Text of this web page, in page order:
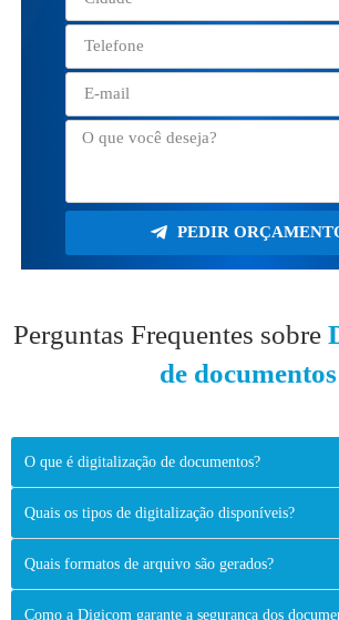
PEDIR
Perguntas Frequentes sobre
de documentos
O que é digitalização de documentos?
Quais os tipos de digitalização disponíveis?
Quais formatos de arquivo são gerados?
Como a Digicom garante a segurança dos